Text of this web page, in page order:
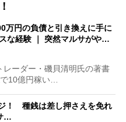
万円の負債と引き換えに手に
な経験 ｜ 突然マルサがや…
ーダー・磯貝清明氏の著書
10億円稼い…
！ 種銭は差し押さえを免れ
…